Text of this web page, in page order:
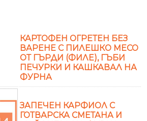
КАРТОФЕН ОГРЕТЕН БЕЗ
ВАРЕНЕ С ПИЛЕШКО МЕСО
ОТ ГЪРДИ (ФИЛЕ), ГЪБИ
ПЕЧУРКИ И КАШКАВАЛ НА
ФУРНА
ЗАПЕЧЕН КАРФИОЛ С
ГОТВАРСКА СМЕТАНА И